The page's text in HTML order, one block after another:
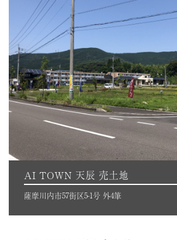
AI TOWN 天辰 売土地
薩摩川内市57街区5-1号 外4筆